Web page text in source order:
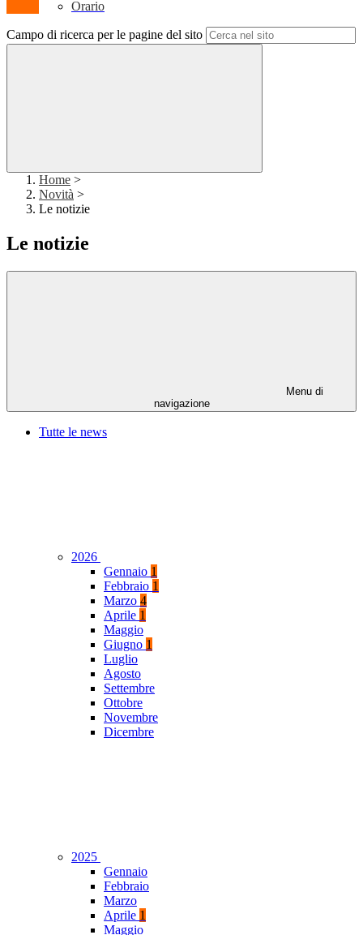
Orario
Campo di ricerca per le pagine del sito
Home >
Novità >
Le notizie
Le notizie
Menu di
navigazione
Tutte le news
2026
Gennaio 1
Febbraio 1
Marzo 4
Aprile 1
Maggio
Giugno 1
Luglio
Agosto
Settembre
Ottobre
Novembre
Dicembre
2025
Gennaio
Febbraio
Marzo
Aprile 1
Maggio